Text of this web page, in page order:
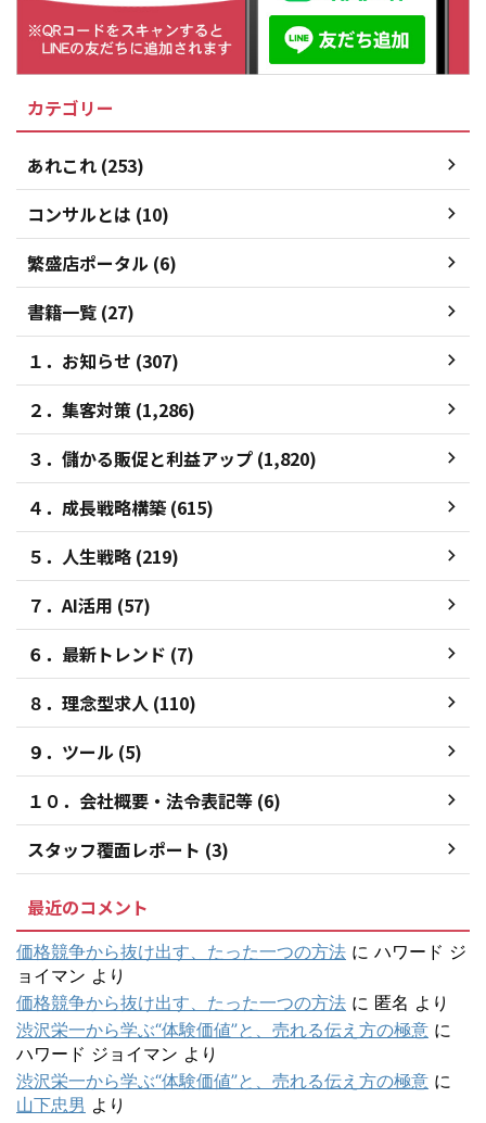
カテゴリー
あれこれ (253)
コンサルとは (10)
繁盛店ポータル (6)
書籍一覧 (27)
１．お知らせ (307)
２．集客対策 (1,286)
３．儲かる販促と利益アップ (1,820)
４．成長戦略構築 (615)
５．人生戦略 (219)
７．AI活用 (57)
６．最新トレンド (7)
８．理念型求人 (110)
９．ツール (5)
１０．会社概要・法令表記等 (6)
スタッフ覆面レポート (3)
最近のコメント
価格競争から抜け出す、たった一つの方法 に ハワード ジ
ョイマン より
価格競争から抜け出す、たった一つの方法 に 匿名 より
渋沢栄一から学ぶ“体験価値”と、売れる伝え方の極意 に
ハワード ジョイマン より
渋沢栄一から学ぶ“体験価値”と、売れる伝え方の極意 に
山下忠男 より